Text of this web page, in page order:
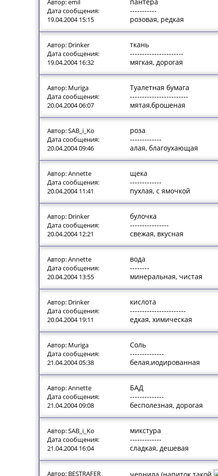
Автор: emil
Дата сообщения:
19.04.2004 15:15
-----------
розовая, редкая
Автор: Drinker
Дата сообщения:
19.04.2004 16:32
ткань
----------------------
мягкая, дорогая
Автор: Muriga
Дата сообщения:
20.04.2004 06:07
Туалетная бумага
------------------------
мятая,брошеная
Автор: SAB_i_Ko
Дата сообщения:
20.04.2004 09:46
роза
-------------
алая, благоухающая
Автор: Annette
Дата сообщения:
20.04.2004 11:41
щека
-------------
пухлая, с ямочкой
Автор: Drinker
Дата сообщения:
20.04.2004 12:21
булочка
----------------
свежая, вкусная
Автор: Annette
Дата сообщения:
20.04.2004 13:55
вода
--------
минеральная, чистая
Автор: Drinker
Дата сообщения:
20.04.2004 19:11
кислота
-----------------------
едкая, химическая
Автор: Muriga
Дата сообщения:
21.04.2004 05:38
Соль
--------------
белая,иодированная
Автор: Annette
Дата сообщения:
21.04.2004 09:08
БАД
--------------
бесполезная, дорогая
Автор: SAB_i_Ko
Дата сообщения:
21.04.2004 16:04
микстура
-------------
сладкая, дешевая
Автор: BESTRAFER